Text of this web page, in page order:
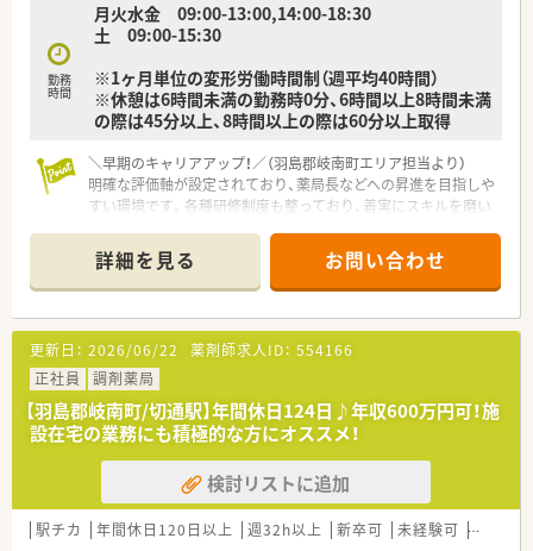
勤務
時間
月火水金 09:00-13:00,14:00-18:30
土 09:00-15:30
※1ヶ月単位の変形労働時間制（週平均40時間）
※休憩は6時間未満の勤務時0分、6時間以上8時間未満
の際は45分以上、8時間以上の際は60分以上取得
＼早期のキャリアアップ！／（羽島郡岐南町エリア担当より）
明確な評価軸が設定されており、薬局長などへの昇進を目指しや
すい環境です。各種研修制度も整っており、着実にスキルを磨い
【店舗情報と応需状況について】
■細畑駅から車で4分ほどの好立地にあり、毎日の通勤も非常に
便利な調剤薬局の店舗です。
■主に内科や消化器科の処方箋を応需しており、専門的な知識を
深く身につけることができます。
■事務スタッフが在籍しているため、薬剤師としての本来の調剤
業務にしっかりと専念できます。
【想定される業務内容】
■内科や消化器科の処方箋を中心とした調剤業務全般と、患者様
への丁寧な服薬指導をお任せいたします。
■iPadの薬歴システムを活用した効率的な薬歴入力業務を行い、
患者様との対話時間を確保していただきます。
詳細を見る お問い合わせ
更新日： 2026/06/22 薬剤師求人ID： 554166
正社員
調剤薬局
【羽島郡岐南町/切通駅】年間休日124日♪年収600万円可！施
設在宅の業務にも積極的な方にオススメ！
検討リストに追加
駅チカ 年間休日120日以上 週32h以上 新卒可 未経験可 ブラン